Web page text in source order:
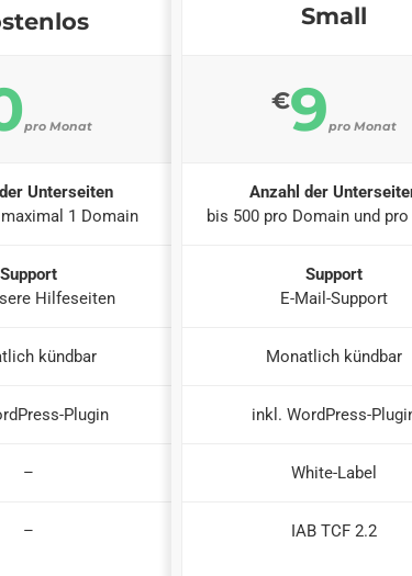
pro Monat
Unterseiten
1 Domain
Support
Hilfeseiten
kündbar
Plugin
–
–
Small
€9pro Monat
Anzahl der
bis 500 pro Domain und
Support
E-Mail-Support
Monatlich kündbar
inkl. WordPress-
White-Label
IAB TCF 2.2